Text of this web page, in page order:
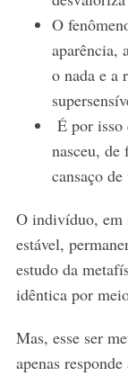
O
aparência,
o nada e a
É por isso
nasceu,
cansaço
O indivíduo, em
estável,
estudo da
idêntica por
Mas, esse ser
apenas